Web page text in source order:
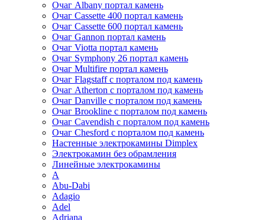
Очаг Albany портал камень
Очаг Cassette 400 портал камень
Очаг Cassette 600 портал камень
Очаг Gannon портал камень
Очаг Viotta портал камень
Очаг Symphony 26 портал камень
Очаг Multifire портал камень
Очаг Flagstaff с порталом под камень
Очаг Atherton с порталом под камень
Очаг Danville с порталом под камень
Очаг Brookline с порталом под камень
Очаг Cavendish с порталом под камень
Очаг Chesford с порталом под камень
Настенные электрокамины Dimplex
Электрокамин без обрамления
Линейные электрокамины
A
Abu-Dabi
Adagio
Adel
Adriana